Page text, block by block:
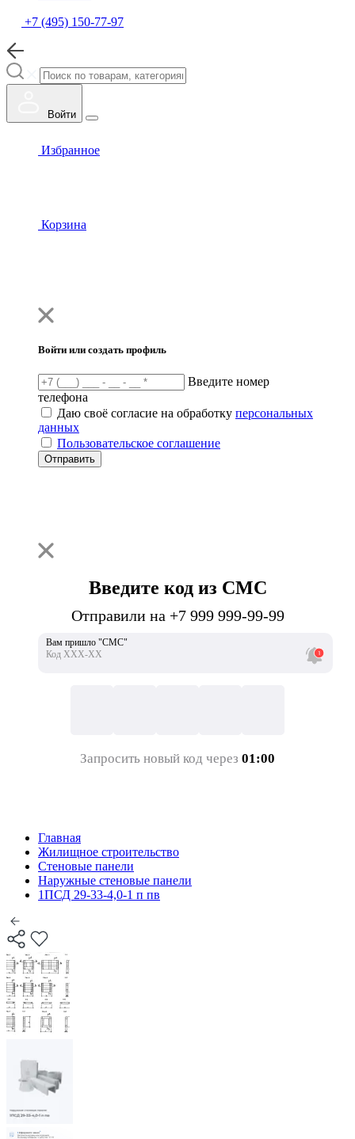
+7 (495) 150-77-97
Войти
Избранное
Корзина
Войти или создать профиль
Введите номер
телефона
Даю своё согласие на обработку персональных
данных
Пользовательское соглашение
Отправить
Введите код из СМС
Отправили на +7 999 999-99-99
Вам пришло "СМС"
Код ХХХ-ХХ
Запросить новый код через 01:00
Главная
Жилищное строительство
Стеновые панели
Наружные стеновые панели
1ПСД 29-33-4,0-1 п пв